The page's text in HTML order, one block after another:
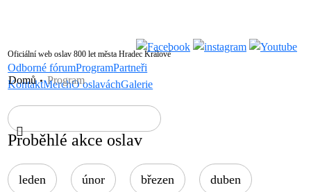
Oficiální web oslav 800 let města Hradec Králové
Odborné fórumProgramPartneři
KontaktMerchO oslaváchGalerie
Domů Program
Proběhlé akce oslav
leden únor březen duben